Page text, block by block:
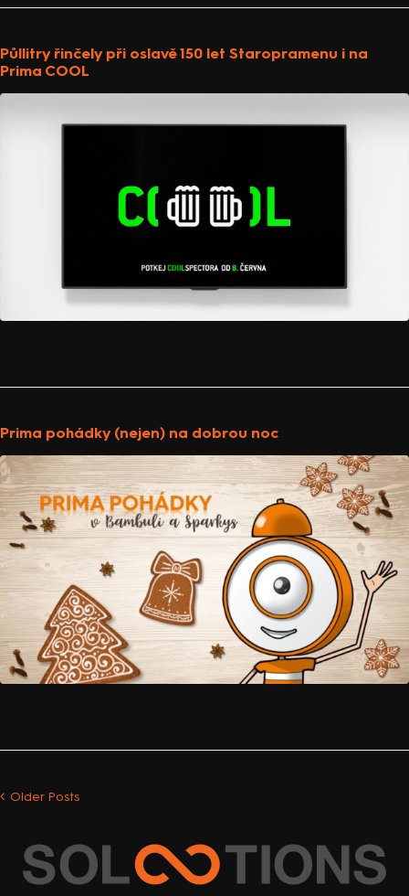
Půllitry řinčely při oslavě 150 let Staropramenu i na
Prima COOL
Prima pohádky (nejen) na dobrou noc
Older Posts